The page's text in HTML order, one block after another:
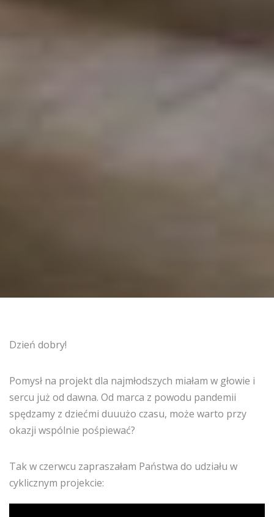
Dzień dobry!
Pomysł na projekt dla najmłodszych miałam w głowie i
sercu już od dawna. Od marca z powodu pandemii
spędzamy z dziećmi duuużo czasu, może warto przy
okazji wspólnie pośpiewać?
Tak w czerwcu zapraszałam Państwa do udziału w
cyklicznym projekcie: